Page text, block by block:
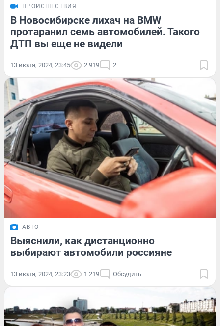
ПРОИСШЕСТВИЯ
В Новосибирске лихач на BMW
протаранил семь автомобилей. Такого
ДТП вы еще не видели
13 июля, 2024, 23:45 2 919 2
АВТО
Выяснили, как дистанционно
выбирают автомобили россияне
13 июля, 2024, 23:23 1 219 Обсудить